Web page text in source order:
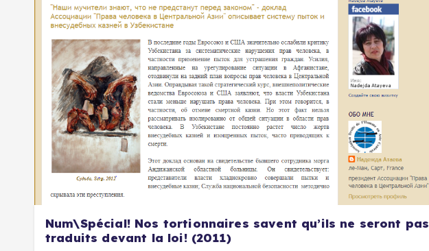
Num\Spécial! Nos tortionnaires savent qu’ils ne seront pas
traduits devant la loi! (2011)